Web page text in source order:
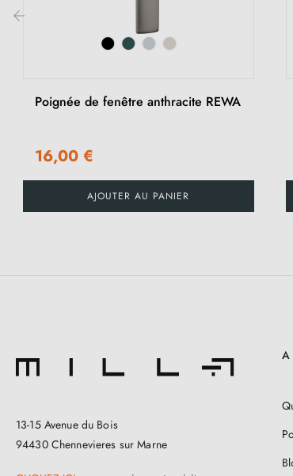
Poignée de fenêtre anthracite REWA
16,00 €
AJOUTER AU PANIER
13-15 Avenue du Bois
94430 Chennevieres sur Marne
A